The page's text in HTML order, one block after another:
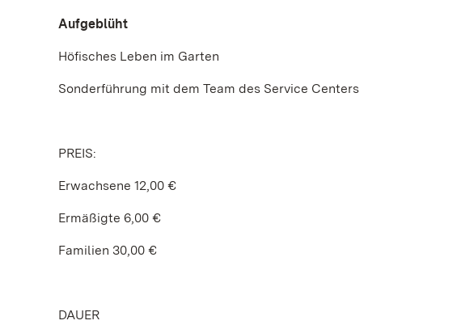
Aufgeblüht
Höfisches Leben im Garten
Sonderführung mit dem Team des Service Centers
PREIS:
Erwachsene 12,00 €
Ermäßigte 6,00 €
Familien 30,00 €
DAUER